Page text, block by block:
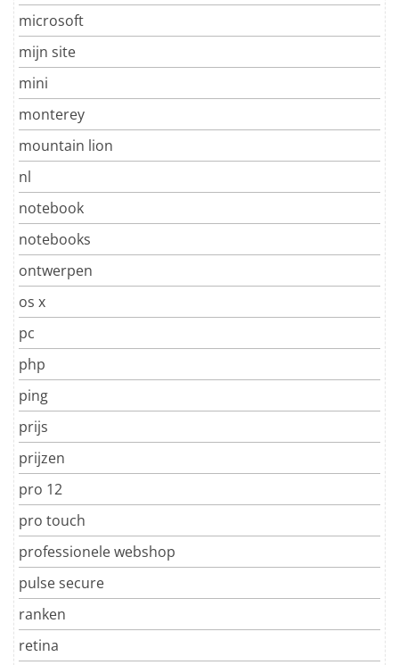
microsoft
mijn site
mini
monterey
mountain lion
nl
notebook
notebooks
ontwerpen
os x
pc
php
ping
prijs
prijzen
pro 12
pro touch
professionele webshop
pulse secure
ranken
retina